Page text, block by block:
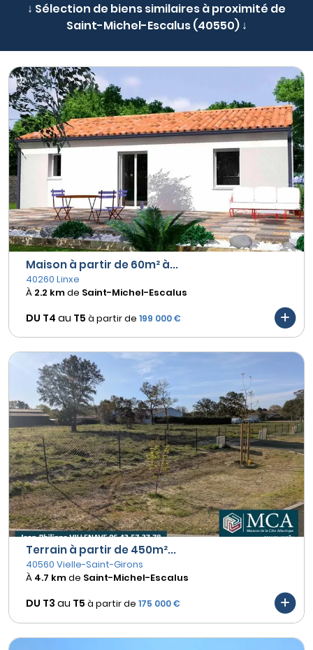
↓ Sélection de biens similaires à proximité de
Saint-Michel-Escalus (40550) ↓
Maison à partir de 60m² à...
40260 Linxe
À 2.2 kmde Saint-Michel-Escalus
DU T4 au T5 à partir de 199 000 €
Terrain à partir de 450m²...
40560 Vielle-Saint-Girons
À 4.7 kmde Saint-Michel-Escalus
DU T3 au T5 à partir de 175 000 €